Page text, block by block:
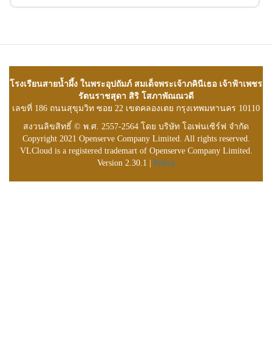
โรงเรียนสายน้ำผึ้ง ในพระอุปถัมภ์ สมเด็จพระเจ้าภคินีเธอ เจ้าฟ้าเพชร
รัตนราชสุดา สิริ โสภาพัณณวดี
เลขที่ 186 ถนนสุขุมวิท ซอย 22 เขตคลองเตย กรุงเทพมหานคร 10110
สงวนลิขสิทธิ์ © พ.ศ. 2557-2564 โดย บริษัท โอเพ่นเซิร์ฟ จำกัด
Copyright 2021 Openserve Company Limited. All rights reserved.
VLCloud is a registered trademart of Openserve Company Limited.
Version 2.30.1 | Policy